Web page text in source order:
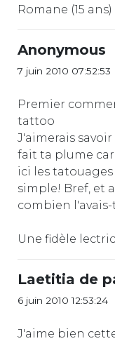
Romane (15 ans)
Anonymous
7 juin 2010 07:52:53
Premier
tattoo
J'aimerais
fait ta plume
ici les
simple! Bref, et
combien l'avais-
Une fidèle
Laetitia de
6 juin 2010 12:53:24
J'aime bien